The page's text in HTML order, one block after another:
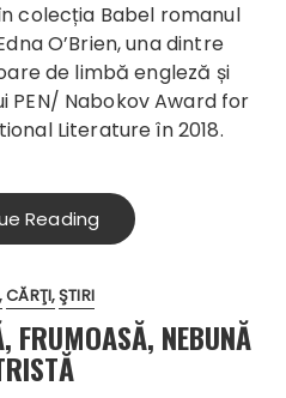
colecția Babel romanul
O’Brien, una dintre
de limbă engleză și
Nabokov Award for
Literature în 2018.
Reading
CĂRŢI ŞTIRI
FRUMOASĂ, NEBUNĂ